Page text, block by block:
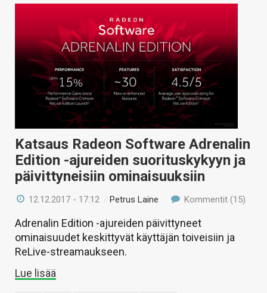
Katsaus Radeon Software Adrenalin
Edition -ajureiden suorituskykyyn ja
päivittyneisiin ominaisuuksiin
12.12.2017 - 17:12 /Petrus Laine Kommentit (15)
Adrenalin Edition -ajureiden päivittyneet
ominaisuudet keskittyvät käyttäjän toiveisiin ja
ReLive-streamaukseen.
Lue lisää